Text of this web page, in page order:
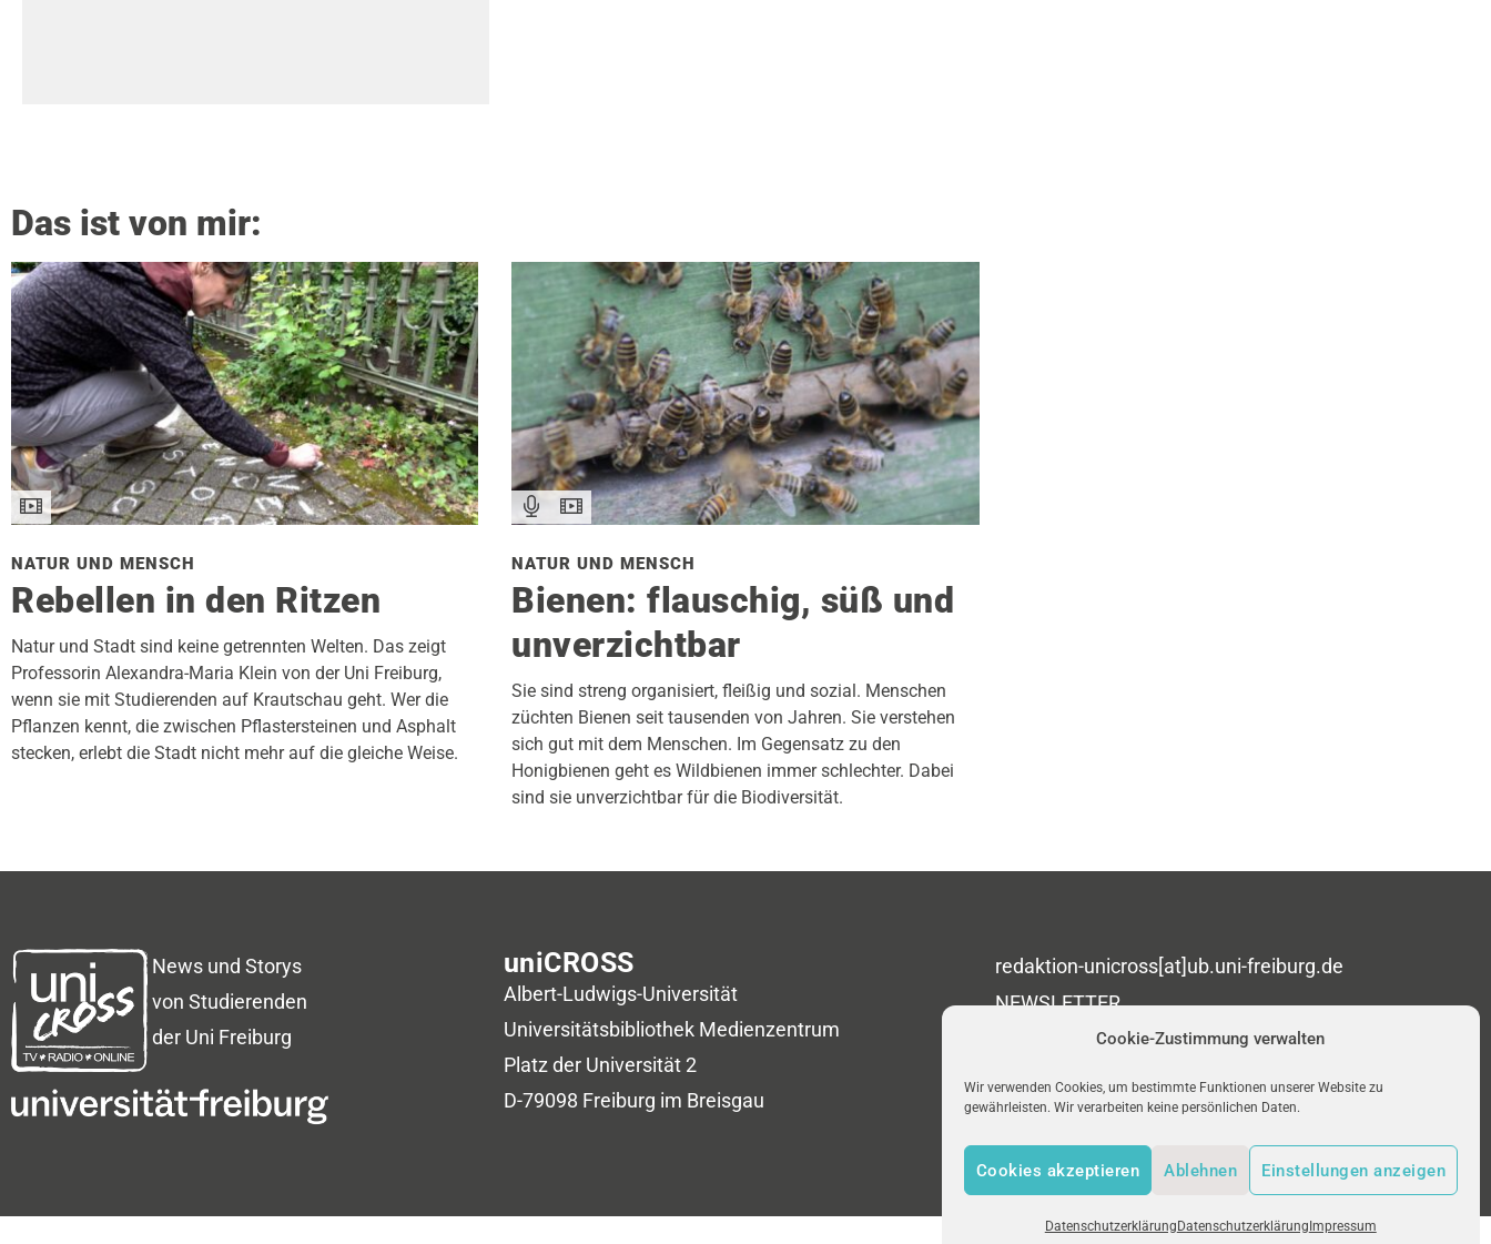
Cookie-Zustimmung verwalten
Wir verwenden Cookies, um bestimmte Funktionen unserer Website zu
gewährleisten. Wir verarbeiten keine persönlichen Daten.
Cookies akzeptieren Ablehnen Einstellungen anzeigen
Datenschutzerklärung Datenschutzerklärung Impressum
Das ist von mir:
NATUR UND MENSCH
Rebellen in den Ritzen
Natur und Stadt sind keine getrennten Welten. Das zeigt
Professorin Alexandra-Maria Klein von der Uni Freiburg,
wenn sie mit Studierenden auf Krautschau geht. Wer die
Pflanzen kennt, die zwischen Pflastersteinen und Asphalt
stecken, erlebt die Stadt nicht mehr auf die gleiche Weise.
NATUR UND MENSCH
Bienen: flauschig, süß und
unverzichtbar
Sie sind streng organisiert, fleißig und sozial. Menschen
züchten Bienen seit tausenden von Jahren. Sie verstehen
sich gut mit dem Menschen. Im Gegensatz zu den
Honigbienen geht es Wildbienen immer schlechter. Dabei
sind sie unverzichtbar für die Biodiversität.
News und Storys
von Studierenden
der Uni Freiburg
uniCROSS
Albert-Ludwigs-Universität
Universitätsbibliothek Medienzentrum
Platz der Universität 2
D-79098 Freiburg im Breisgau
redaktion-unicross[at]ub.uni-freiburg.de
NEWSLETTER
IMPRESSUM
DATENSCHUTZ